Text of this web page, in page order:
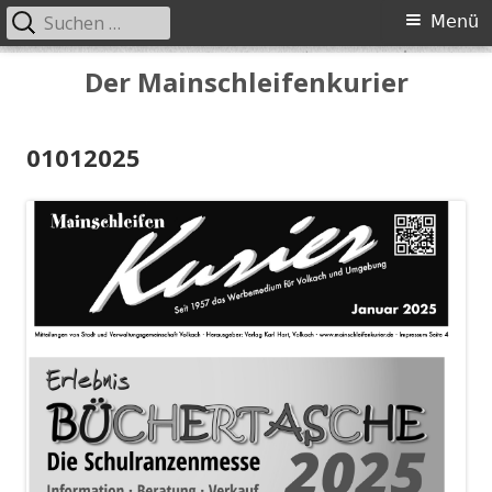
Der Mainschleifenkurier
Primäres
Menü
Suchen
nach:
01012025